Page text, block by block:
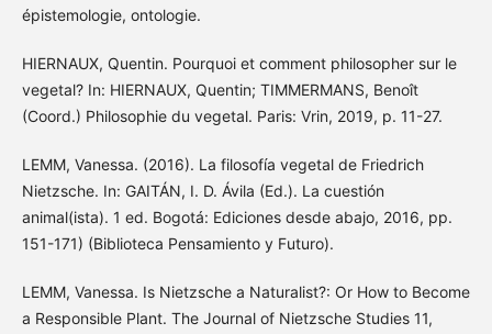
épistemologie, ontologie.
HIERNAUX, Quentin. Pourquoi et comment philosopher sur le
vegetal? In: HIERNAUX, Quentin; TIMMERMANS, Benoît
(Coord.) Philosophie du vegetal. Paris: Vrin, 2019, p. 11-27.
LEMM, Vanessa. (2016). La filosofía vegetal de Friedrich
Nietzsche. In: GAITÁN, I. D. Ávila (Ed.). La cuestión
animal(ista). 1 ed. Bogotá: Ediciones desde abajo, 2016, pp.
151-171) (Biblioteca Pensamiento y Futuro).
LEMM, Vanessa. Is Nietzsche a Naturalist?: Or How to Become
a Responsible Plant. The Journal of Nietzsche Studies 11,